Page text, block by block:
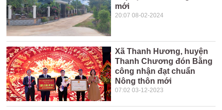
mới
20:07 08-02-2024
Xã Thanh Hương, huyện
Thanh Chương đón Bằng
công nhận đạt chuẩn
Nông thôn mới
07:02 03-12-2023